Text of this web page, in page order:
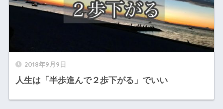
2018年9月9日
人生は「半歩進んで２歩下がる」でいい